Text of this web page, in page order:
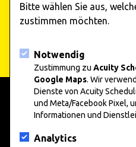
Jetzt
add art 2025
Unternehmen und Kunst 2025
Bitte wählen Sie aus,
zustimmen möchten.
Notwendig
Zustimmung zu Acuity
Google Maps. Wir
Dienste von Acuity
und Meta/Facebook Pixel,
Informationen und
Analytics